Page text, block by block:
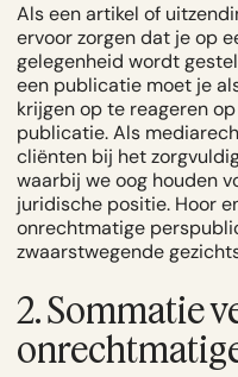
Als een artikel of
ervoor zorgen dat je op
gelegenheid wordt
een publicatie moet je
krijgen op te reageren
publicatie. Als
cliënten bij het
waarbij we oog houden
juridische positie. Hoor
onrechtmatige
zwaarstwegende
2. Sommatie